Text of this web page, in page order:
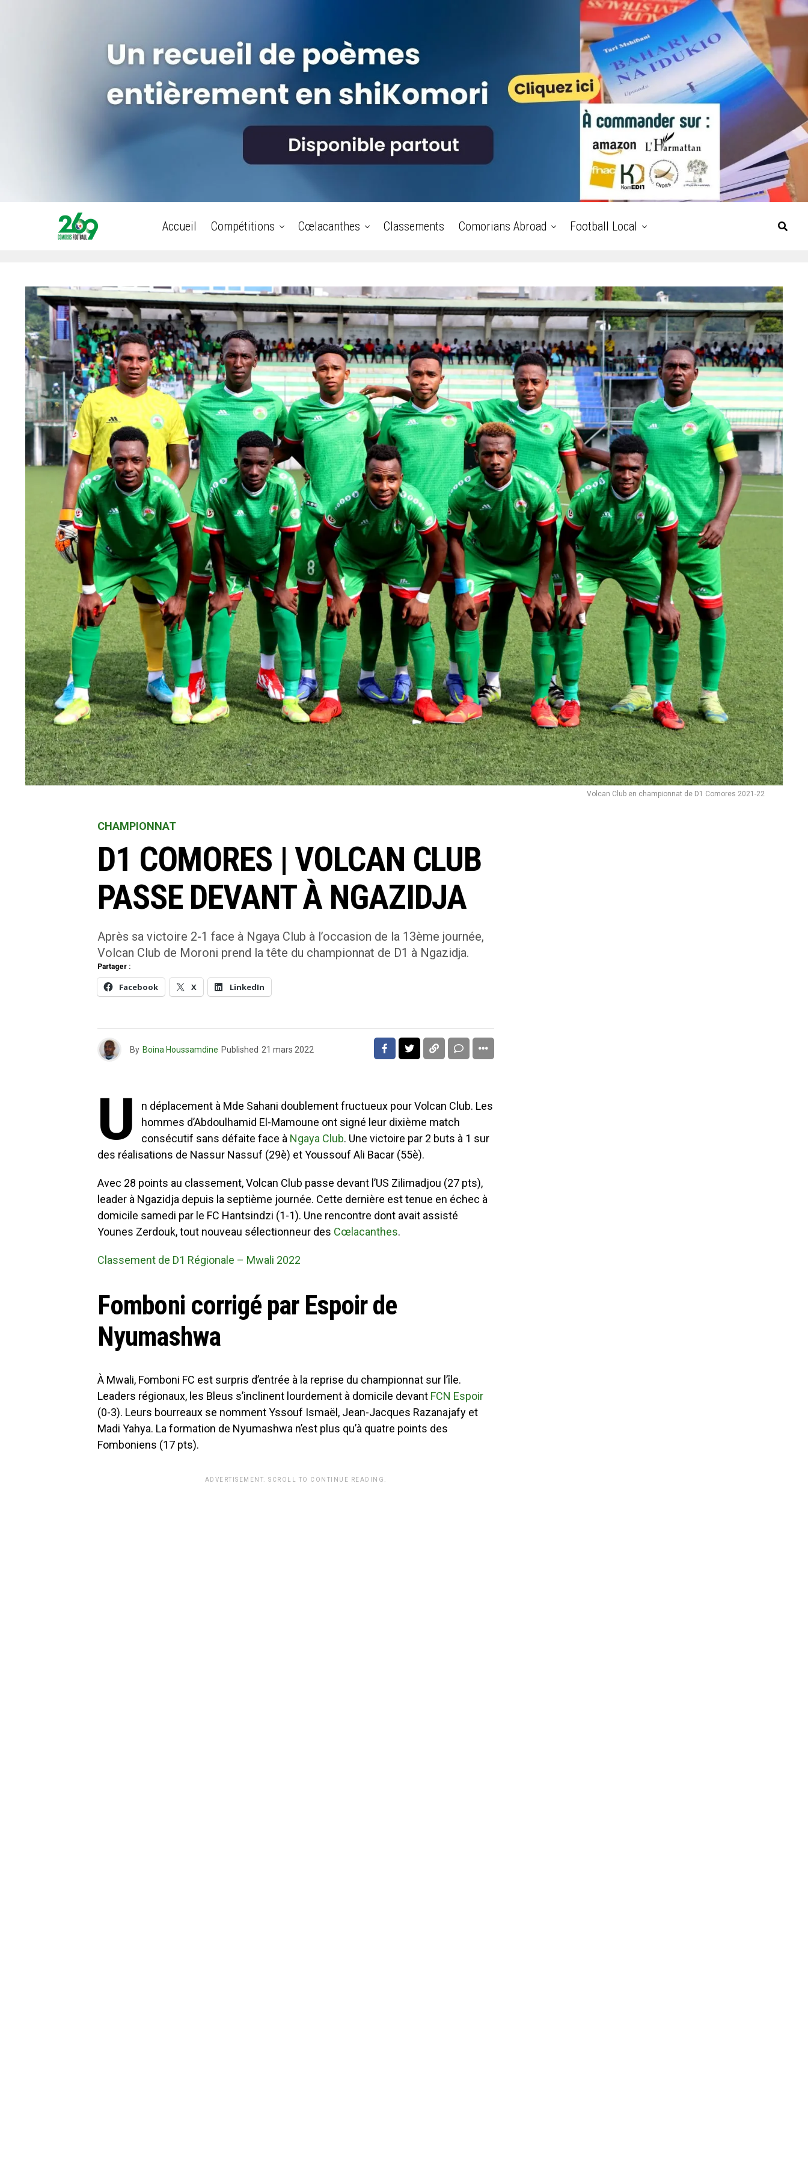
Accueil Compétitions Cœlacanthes Classements Comorians Abroad Football Local
Volcan Club en championnat de D1 Comores 2021-22
CHAMPIONNAT
D1 COMORES | VOLCAN CLUB
PASSE DEVANT À NGAZIDJA
Après sa victoire 2-1 face à Ngaya Club à l’occasion de la 13ème journée,
Volcan Club de Moroni prend la tête du championnat de D1 à Ngazidja.
Partager :
Facebook X LinkedIn
By Boina Houssamdine Published 21 mars 2022
U
n déplacement à Mde Sahani doublement fructueux pour Volcan Club. Les
hommes d’Abdoulhamid El-Mamoune ont signé leur dixième match
consécutif sans défaite face à Ngaya Club. Une victoire par 2 buts à 1 sur
des réalisations de Nassur Nassuf (29è) et Youssouf Ali Bacar (55è).
Avec 28 points au classement, Volcan Club passe devant l’US Zilimadjou (27 pts),
leader à Ngazidja depuis la septième journée. Cette dernière est tenue en échec à
domicile samedi par le FC Hantsindzi (1-1). Une rencontre dont avait assisté
Younes Zerdouk, tout nouveau sélectionneur des Cœlacanthes.
Classement de D1 Régionale – Mwali 2022
Fomboni corrigé par Espoir de
Nyumashwa
À Mwali, Fomboni FC est surpris d’entrée à la reprise du championnat sur l’île.
Leaders régionaux, les Bleus s’inclinent lourdement à domicile devant FCN Espoir
(0-3). Leurs bourreaux se nomment Yssouf Ismaël, Jean-Jacques Razanajafy et
Madi Yahya. La formation de Nyumashwa n’est plus qu’à quatre points des
Fomboniens (17 pts).
ADVERTISEMENT. SCROLL TO CONTINUE READING.